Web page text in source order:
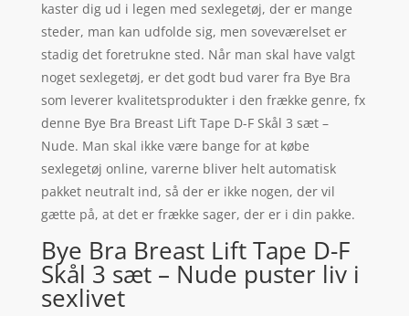
kaster dig ud i legen med sexlegetøj, der er mange
steder, man kan udfolde sig, men soveværelset er
stadig det foretrukne sted. Når man skal have valgt
noget sexlegetøj, er det godt bud varer fra Bye Bra
som leverer kvalitetsprodukter i den frække genre, fx
denne Bye Bra Breast Lift Tape D-F Skål 3 sæt –
Nude. Man skal ikke være bange for at købe
sexlegetøj online, varerne bliver helt automatisk
pakket neutralt ind, så der er ikke nogen, der vil
gætte på, at det er frække sager, der er i din pakke.
Bye Bra Breast Lift Tape D-F
Skål 3 sæt – Nude puster liv i
sexlivet